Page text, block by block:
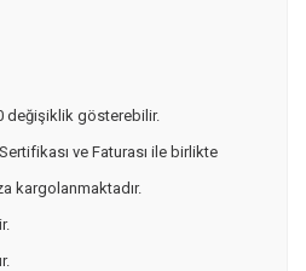
değişiklik gösterebilir.
ve Faturası ile birlikte
kargolanmaktadır.